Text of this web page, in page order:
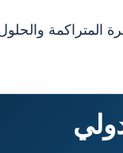
والحلول